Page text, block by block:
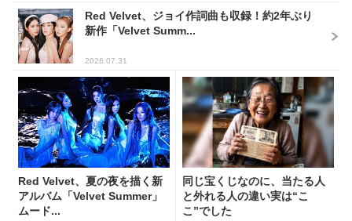
Red Velvet、ジョイ作詞曲も収録！約2年ぶり
新作「Velvet Summ...
2026.07.31
Red Velvet、夏の夜を描く新
アルバム「Velvet Summer」
ムード...
同じ宝くじなのに、当たる人
と外れる人の違い実は“こ
こ”でした